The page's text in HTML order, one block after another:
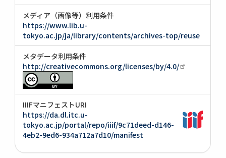
メディア（画像等）利用条件
https://www.lib.u-
tokyo.ac.jp/ja/library/contents/archives-top/reuse
メタデータ利用条件
http://creativecommons.org/licenses/by/4.0/
IIIFマニフェストURI
https://da.dl.itc.u-
tokyo.ac.jp/portal/repo/iiif/9c71deed-d146-
4eb2-9ed6-934a712a7d10/manifest